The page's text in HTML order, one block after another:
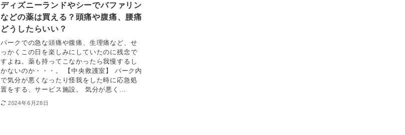
ディズニーランドやシーでバファリン
などの薬は買える？頭痛や腹痛、腰痛
どうしたらいい？
パークでの急な頭痛や腹痛、生理痛など、せ
っかくこの日を楽しみにしていたのに残念で
すよね。薬も持ってこなかったら我慢するし
かないのか・・・。 【中央救護室】 パーク内
で気分が悪くなったり怪我をした時に応急処
置をする、サービス施設。 気分が悪く...
2024年6月28日